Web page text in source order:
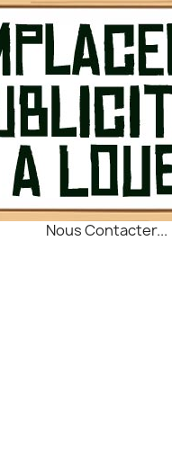
Nous Contacter...